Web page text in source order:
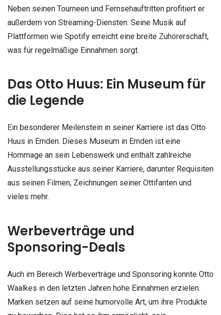
Neben seinen Tourneen und Fernsehauftritten profitiert er
außerdem von Streaming-Diensten. Seine Musik auf
Plattformen wie Spotify erreicht eine breite Zuhörerschaft,
was für regelmäßige Einnahmen sorgt.
Das Otto Huus: Ein Museum für
die Legende
Ein besonderer Meilenstein in seiner Karriere ist das Otto
Huus in Emden. Dieses Museum in Emden ist eine
Hommage an sein Lebenswerk und enthält zahlreiche
Ausstellungsstücke aus seiner Karriere, darunter Requisiten
aus seinen Filmen, Zeichnungen seiner Ottifanten und
vieles mehr.
Werbeverträge und
Sponsoring-Deals
Auch im Bereich Werbeverträge und Sponsoring konnte Otto
Waalkes in den letzten Jahren hohe Einnahmen erzielen.
Marken setzen auf seine humorvolle Art, um ihre Produkte